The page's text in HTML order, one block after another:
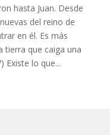
hasta Juan. Desde
del reino de
en él. Es más
tierra que caiga una
Existe lo que...